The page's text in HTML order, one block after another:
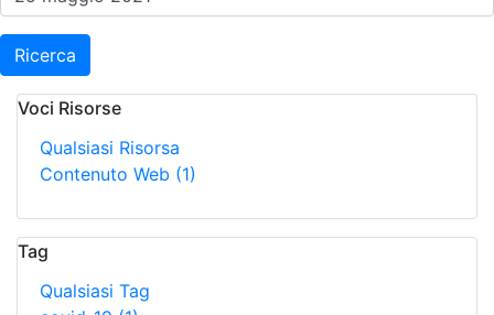
Ricerca
Voci Risorse
Qualsiasi Risorsa
Contenuto Web (1)
Tag
Qualsiasi Tag